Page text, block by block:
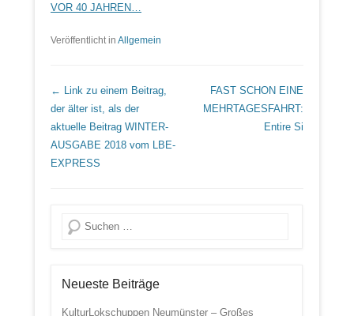
VOR 40 JAHREN…
Veröffentlicht in Allgemein
Beitrags Übersicht
← Link zu einem Beitrag,
der älter ist, als der
aktuelle Beitrag WINTER-
AUSGABE 2018 vom LBE-
EXPRESS
FAST SCHON EINE
MEHRTAGESFAHRT:
Entire Si
Suche
Neueste Beiträge
KulturLokschuppen Neumünster – Großes